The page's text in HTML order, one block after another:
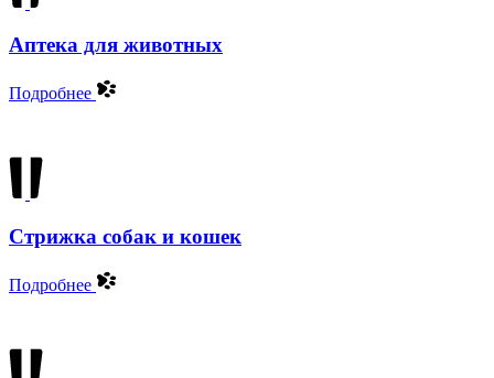
Аптека для животных
Подробнее
Стрижка собак и кошек
Подробнее